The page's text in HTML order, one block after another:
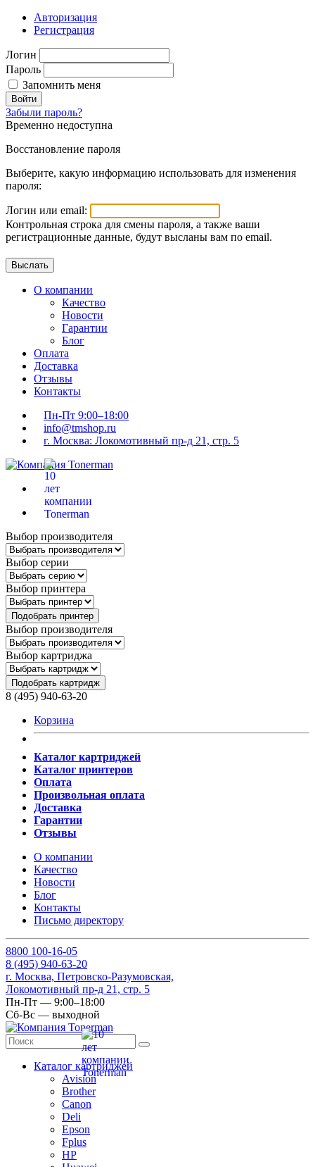
Авторизация
Регистрация
Логин
Пароль
Запомнить меня
Войти
Забыли пароль?
Временно недоступна
Восстановление пароля
Выберите, какую информацию использовать для изменения
пароля:
Логин или email:
Контрольная строка для смены пароля, а также ваши
регистрационные данные, будут высланы вам по email.
О компании
Качество
Новости
Гарантии
Блог
Оплата
Доставка
Отзывы
Контакты
Пн-Пт 9:00–18:00
info@tmshop.ru
г. Москва: Локомотивный пр-д 21, стр. 5
Выбор производителя
Выбор серии
Выбор принтера
Подобрать принтер
Выбор производителя
Выбор картриджа
Подобрать картридж
8 (495) 940-63-20
Корзина
Каталог картриджей
Каталог принтеров
Оплата
Произвольная оплата
Доставка
Гарантии
Отзывы
О компании
Качество
Новости
Блог
Контакты
Письмо директору
8800 100-16-05
8 (495) 940-63-20
г. Москва, Петровско-Разумовская,
Локомотивный пр-д 21, стр. 5
Пн-Пт — 9:00–18:00
Сб-Вс — выходной
Каталог картриджей
Avision
Brother
Canon
Deli
Epson
Fplus
HP